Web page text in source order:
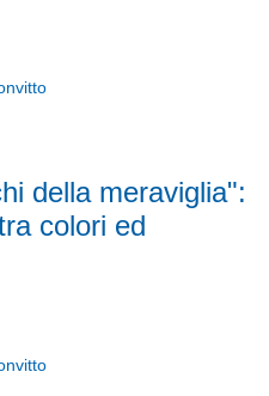
della meraviglia":
colori ed